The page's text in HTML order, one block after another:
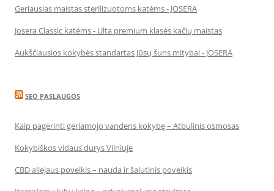
Geriausias maistas sterilizuotoms katėms - JOSERA
Josera Classic katėms - Ulta premium klasės kačių maistas
Aukščiausios kokybės standartas Jūsų šuns mitybai - JOSERA
SEO PASLAUGOS
Kaip pagerinti geriamojo vandens kokybę – Atbulinis osmosas
Kokybiškos vidaus durys Vilniuje
CBD aliejaus poveikis – nauda ir šalutinis poveikis